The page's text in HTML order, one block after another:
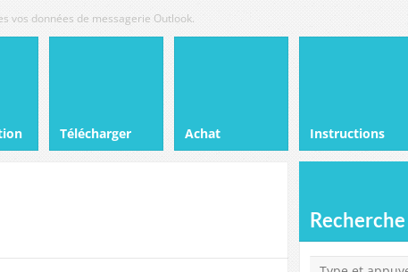
vos données de messagerie Outlook.
Télécharger Achat Instructions
Recherche